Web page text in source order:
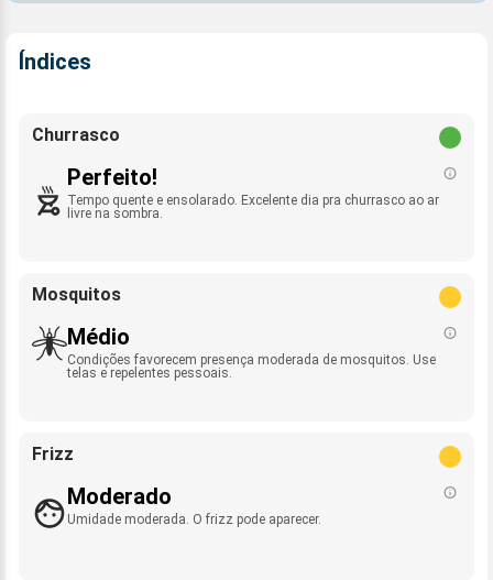
Índices
Churrasco
Perfeito!
Tempo quente e ensolarado. Excelente dia pra churrasco ao ar
livre na sombra.
Mosquitos
Médio
Condições favorecem presença moderada de mosquitos. Use
telas e repelentes pessoais.
Frizz
Moderado
Umidade moderada. O frizz pode aparecer.